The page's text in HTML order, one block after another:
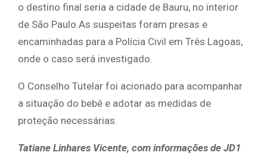
o destino final seria a cidade de Bauru, no interior
de São Paulo.As suspeitas foram presas e
encaminhadas para a Polícia Civil em Três Lagoas,
onde o caso será investigado.
O Conselho Tutelar foi acionado para acompanhar
a situação do bebê e adotar as medidas de
proteção necessárias.
Tatiane Linhares Vicente, com informações de JD1